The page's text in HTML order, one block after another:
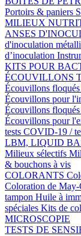
Portoirs & paniers
MILIEUX
ANSES
d'inoculation
d’inoculation
KITS POUR
ÉCOUVILLONS
Écouvillons floqués
Écouvillons pour
Écouvillons
Écouvillons pour
tests COVID-19 /
LBM, LIQUID
Milieux sélectifs
& bouchons à vis
COLORANTS
Coloration de
tampon Huile à
spéciales Kits de
MICROSCOPIE
TESTS DE